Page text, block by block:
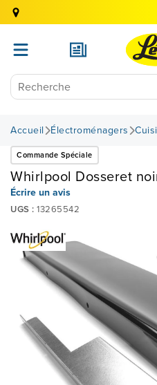
Accueil Électroménagers
Commande Spéciale
Whirlpool Dosseret
Écrire un avis
UGS : 13265542